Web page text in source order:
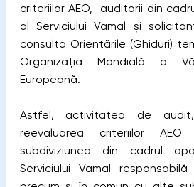
criteriilor AEO, auditorii din
al Serviciului Vamal și
consulta Orientările (Ghiduri)
Organizaţia Mondială a
Europeană.
Astfel, activitatea de
reevaluarea criteriilor
subdiviziunea din cadrul
Serviciului Vamal